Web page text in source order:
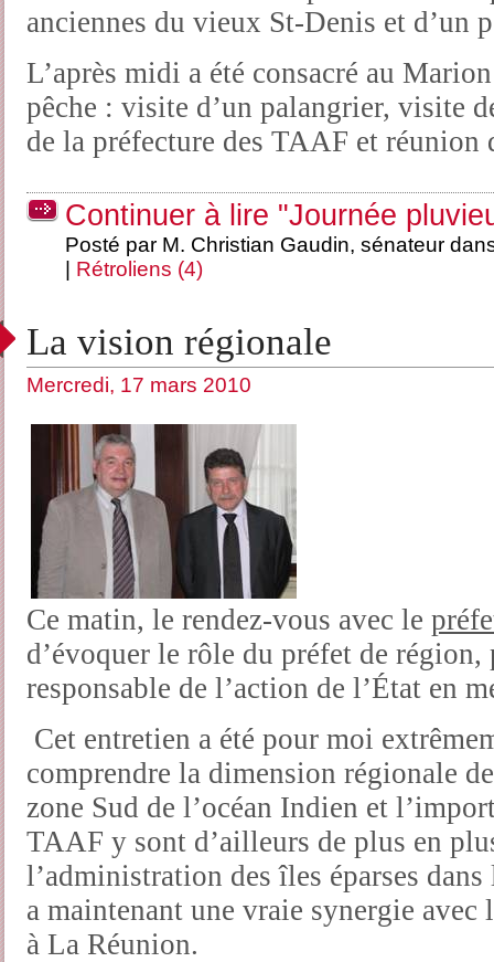
anciennes du vieux St-Denis et d’un
L’après midi a été consacré au
pêche : visite d’un palangrier, visite
de la préfecture des TAAF et réunion
Continuer à lire "Journée
Posté par M. Christian Gaudin, sénateur
Rétroliens (4)
La vision régionale
Mercredi, 17 mars 2010
Ce matin, le rendez-vous avec le
d’évoquer le rôle du préfet de région,
responsable de l’action de l’État en
Cet entretien a été pour moi
comprendre la dimension régionale
zone Sud de l’océan Indien et
TAAF y sont d’ailleurs de plus en
l’administration des îles éparses
a maintenant une vraie synergie
à La Réunion.